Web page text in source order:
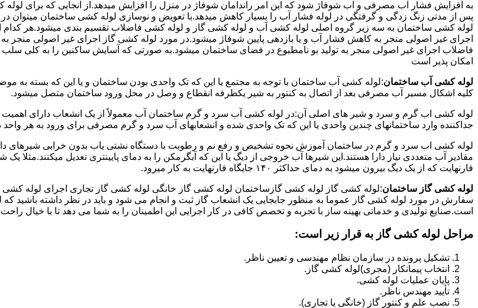
پس از مدتی زنگ زدگی و گرفتگی در لوله فشار آب را بسیار کاهش میدهد.با تعویض و نوسازی لوله کشی ساختمان میتوان
لوله کشی ساختمان به سه زیر گروه اصلی لوله کشی آب و لوله کشی گاز و لوله کشی فاضلاب تقسیم بندی میشود.هر
اجرای غیر اصولی منجر به کاهش فشار آب و یا بازدهی پایین شوفاژ میشود.در مورد لوله کشی گاز اجرای غیر اصولی
فاضلاب اجرای غیر اصولی منجر به تولید بو نامطبوع در فضای ساختمان میشود.به صورتی که آسایش ساکنین را به
امکان پذیر است
لوله کشی آب ساختمان:لوله کشی آب ساختمان با توجه به مجتمع یا این که تک واحدی بودن ساختمان و یا این که بسته به
کلیه اشکال مسیر آب مصرفی بعد از اتصال به کنتور به شیر یکطرفه انقطاع و وصل در محل ورود ساختمان متصل میشود.
لوله کشی اب گرم و سرد و شیر های اصلی آن:در لوله کشی آب سرد و گرم ساختمان آب معمولاً از یک انشعاب دارای اهمیت
جداکننده وارد ساختمانهای چندین واحدی یا این که تک واحدی شده و انشعابهای آب سرد و گرم مصرفی برای ورود به هر
لوله کشی اب سرد و گرم در ساختمان آموزش نحوه تشخیص و رفع نم و رطوبت با دستگاه نشتی یاب بدون خرابی شیرهای
فارنهایت که از یک دیگ بیرون میشود به دمای حداکثر ۱۴۰ جایگاه فارنهایت به کار میرود.
لوله کشی گاز ساختمان:لوله کشی گاز لوله کشی گازساختمان لوله کشی گاز خانگی لوله کشی گاز تجاری اجرای لوله
سفارش در مورد لوله کشی گاز عموما به منظور جابجایی یک انشعاب گاز ثبت و انجام می شود و باید در نظر داشته باشید که
است.صنایع تولیدی و خدماتی بهینه ساز با تجربه و تخصص کافی در کار اجرایی این اطمینان را به شما می دهد تا با خیال راحت
مراحل لوله کشی گاز به قرار زیر است:
تشکیل پرونده در سازمان نظام مهندسی و تعیین ناظر.
انتخاب پیمانکار (مجری)لوله کشی گاز.
پایان عملیات لوله کشی.
تأیید مهندس ناظر.
نصب علم و کنتور گاز (خانگی یا تجاری).